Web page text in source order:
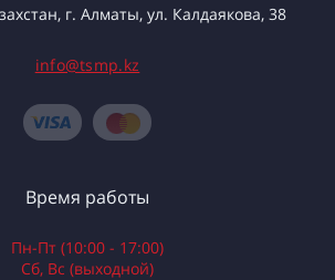
г. Алматы, ул. Калдаякова, 38
info@tsmp.kz
Время работы
Пн-Пт (10:00 - 17:00)
Сб, Вс (выходной)